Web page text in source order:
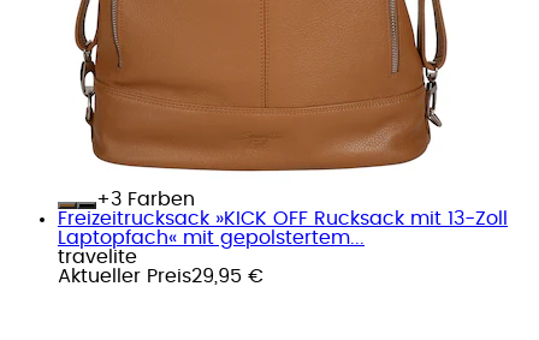
+
Farben
Freizeitrucksack »KICK OFF Rucksack mit 13-Zoll
Laptopfach« mit gepolstertem...
travelite
Aktueller Preis29,95 €